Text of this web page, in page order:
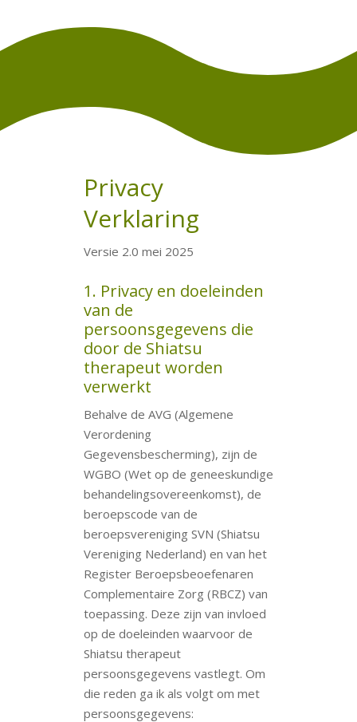
Privacy
Verklaring
Versie 2.0 mei 2025
1. Privacy en doeleinden
van de
persoonsgegevens die
door de Shiatsu
therapeut worden
verwerkt
Behalve de AVG (Algemene
Verordening
Gegevensbescherming), zijn de
WGBO (Wet op de geneeskundige
behandelingsovereenkomst), de
beroepscode van de
beroepsvereniging SVN (Shiatsu
Vereniging Nederland) en van het
Register Beroepsbeoefenaren
Complementaire Zorg (RBCZ) van
toepassing. Deze zijn van invloed
op de doeleinden waarvoor de
Shiatsu therapeut
persoonsgegevens vastlegt. Om
die reden ga ik als volgt om met
persoonsgegevens: